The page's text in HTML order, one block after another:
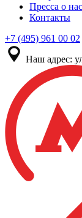
Пресса о нас
Контакты
+7 (495) 961 00 02
Наш адрес: